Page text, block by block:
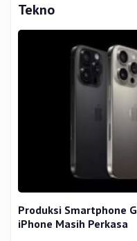
Tekno
Produksi Smartphone
iPhone Masih Perkasa